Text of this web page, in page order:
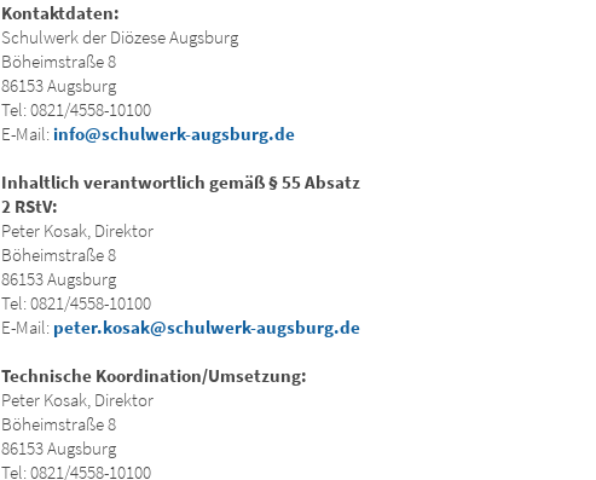
Kontaktdaten:
Schulwerk der Diözese Augsburg
Böheimstraße 8
86153 Augsburg
Tel: 0821/4558-10100
E-Mail:info@schulwerk-augsburg.de
Inhaltlich verantwortlich gemäß § 55 Absatz
2 RStV:
Peter Kosak, Direktor
Böheimstraße 8
86153 Augsburg
Tel: 0821/4558-10100
E-Mail: peter.kosak@schulwerk-augsburg.de
Technische Koordination/Umsetzung:
Peter Kosak, Direktor
Böheimstraße 8
86153 Augsburg
Tel: 0821/4558-10100